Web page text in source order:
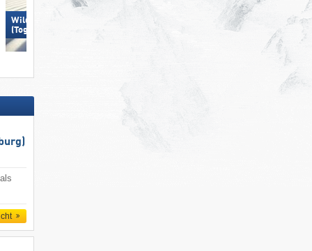
Wildhaus – Gamserrugg
(Toggenburg)
Ski Juwel Alpbachtal
Wildschönau